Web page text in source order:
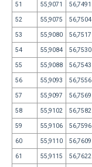
51
55,9071 56,7491
52
55,9075 56,7504
53
55,9080 56,7517
54
55,9084 56,7530
55
55,9088 56,7543
56
55,9093 56,7556
57
55,9097 56,7569
58
55,9102 56,7582
59
55,9106 56,7596
60
55,9110 56,7609
61
55,9115 56,7622